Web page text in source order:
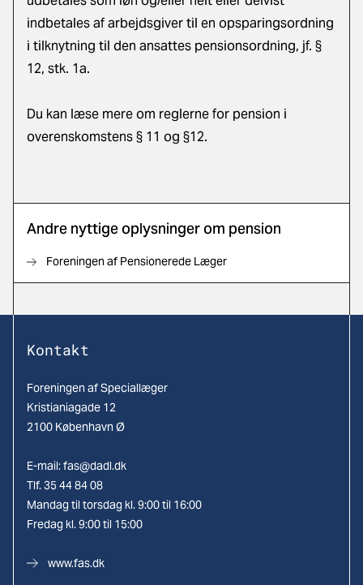
indbetales af arbejdsgiver til en opsparingsordning
i tilknytning til den ansattes pensionsordning, jf. §
12, stk. 1a.
Du kan læse mere om reglerne for pension i
overenskomstens § 11 og §12.
Andre nyttige oplysninger om pension
Foreningen af Pensionerede Læger
Kontakt
Foreningen af Speciallæger
Kristianiagade 12
2100 København Ø
E-mail:fas@dadl.dk
Tlf. 35 44 84 08
Mandag til torsdag kl. 9:00 til 16:00
Fredag kl. 9:00 til 15:00
www.fas.dk